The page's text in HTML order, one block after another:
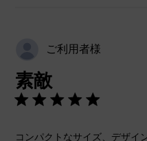
ご利用者様
素敵
コンパクトなサイズ、デザイ